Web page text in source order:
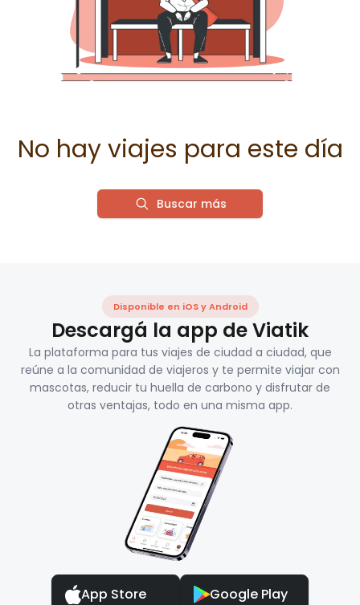
No hay viajes para este día
Buscar más
Disponible en iOS y Android
Descargá la app de Viatik
La plataforma para tus viajes de ciudad a ciudad, que
reúne a la comunidad de viajeros y te permite viajar con
mascotas, reducir tu huella de carbono y disfrutar de
otras ventajas, todo en una misma app.
App Store Google Play